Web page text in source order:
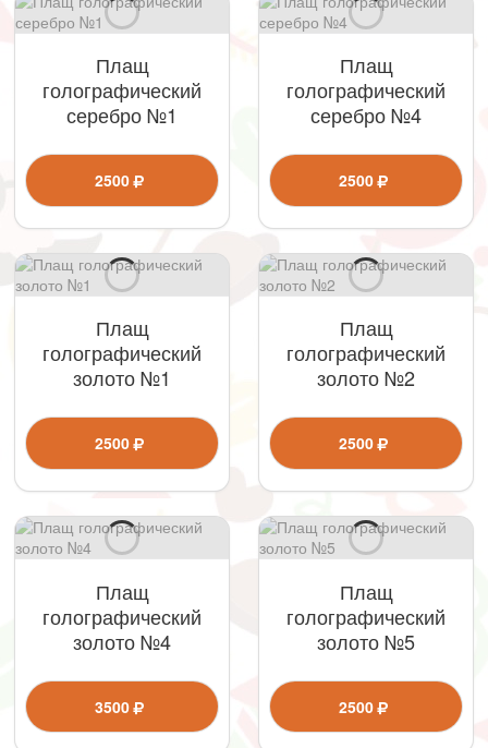
Плащ
голографический
серебро №1
2500
Плащ
голографический
серебро №4
2500
Плащ
голографический
золото №1
2500
Плащ
голографический
золото №2
2500
Плащ
голографический
золото №4
3500
Плащ
голографический
золото №5
2500